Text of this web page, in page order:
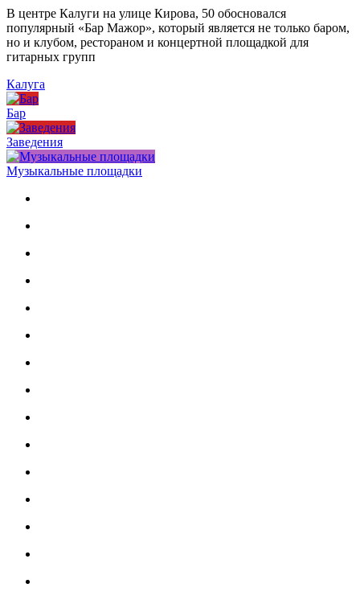
В центре Калуги на улице Кирова, 50 обосновался
популярный «Бар Мажор», который является не только баром,
но и клубом, рестораном и концертной площадкой для
гитарных групп
Калуга
Бар
Заведения
Музыкальные площадки